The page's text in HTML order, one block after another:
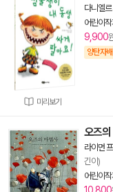
미리보기
다니엘
어린이
9,900
양탄자
오즈
라이먼
긴이)
어린이